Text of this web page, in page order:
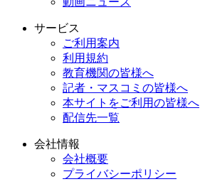
サービス
ご利用案内
利用規約
教育機関の皆様へ
記者・マスコミの皆様へ
本サイトをご利用の皆様へ
配信先一覧
会社情報
会社概要
プライバシーポリシー